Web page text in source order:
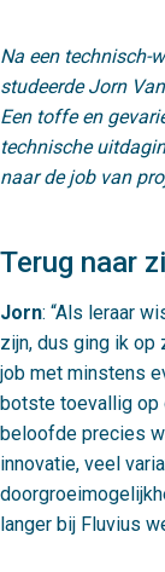
Na een technisch-
studeerde Jorn
Een toffe en
technische
naar de job van
Terug naar
Jorn: Als leraar
zijn, dus ging ik op
job met minstens
botste toevallig op
beloofde precies
innovatie, veel
langer bij Fluvius